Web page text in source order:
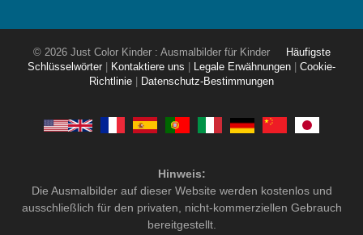
© 2026 Just Color Kinder : Ausmalbilder für Kinder
Häufigste
Schlüsselwörter
Kontaktiere uns Legale Erwähnungen
Cookie-
Richtlinie
Datenschutz-Bestimmungen
Hinweis:
Die Ausmalbilder auf dieser Website werden kostenlos und
ausschließlich für den privaten, nicht-kommerziellen Gebrauch
bereitgestellt.